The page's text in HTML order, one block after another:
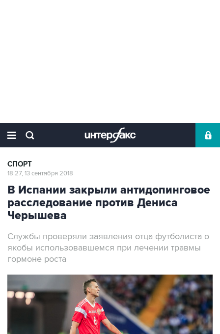
СПОРТ
18:27, 13 сентября 2018
В Испании закрыли антидопинговое
расследование против Дениса
Черышева
Службы проверяли заявления отца футболиста о
якобы использовавшемся при лечении травмы
гормоне роста